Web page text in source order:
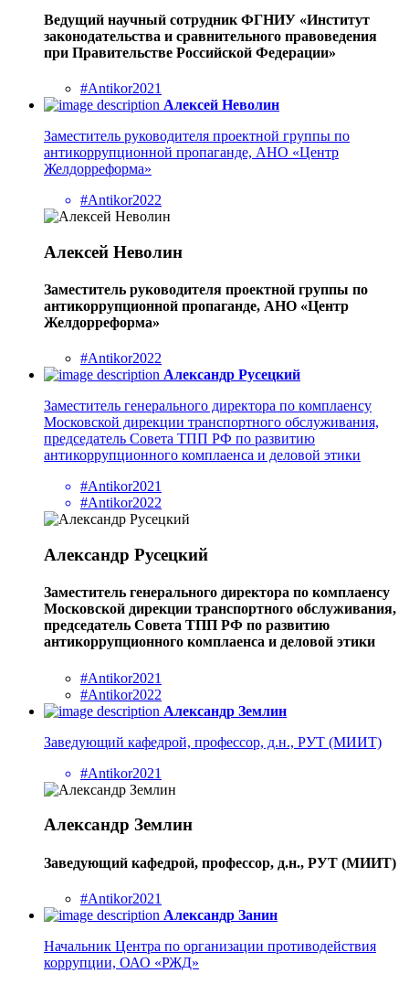
Ведущий научный сотрудник ФГНИУ «Институт
законодательства и сравнительного правоведения
при Правительстве Российской Федерации»
#Antikor2021
Алексей Неволин
Заместитель руководителя проектной группы по
антикоррупционной пропаганде, АНО «Центр
Желдорреформа»
#Antikor2022
Алексей Неволин
Заместитель руководителя проектной группы по
антикоррупционной пропаганде, АНО «Центр
Желдорреформа»
#Antikor2022
Александр Русецкий
Заместитель генерального директора по комплаенсу
Московской дирекции транспортного обслуживания,
председатель Совета ТПП РФ по развитию
антикоррупционного комплаенса и деловой этики
#Antikor2021
#Antikor2022
Александр Русецкий
Заместитель генерального директора по комплаенсу
Московской дирекции транспортного обслуживания,
председатель Совета ТПП РФ по развитию
антикоррупционного комплаенса и деловой этики
#Antikor2021
#Antikor2022
Александр Землин
Заведующий кафедрой, профессор, д.н., РУТ (МИИТ)
#Antikor2021
Александр Землин
Заведующий кафедрой, профессор, д.н., РУТ (МИИТ)
#Antikor2021
Александр Занин
Начальник Центра по организации противодействия
коррупции, ОАО «РЖД»